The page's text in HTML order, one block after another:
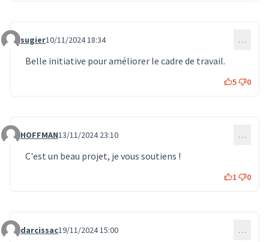
Commentaire 1123
sugier10/11/2024 18:34 …
Belle initiative pour améliorer le cadre de travail.
5 0
Commentaire 1168
HOFFMAN13/11/2024 23:10 …
C'est un beau projet, je vous soutiens !
1 0
Commentaire 1248
darcissac19/11/2024 15:00 …